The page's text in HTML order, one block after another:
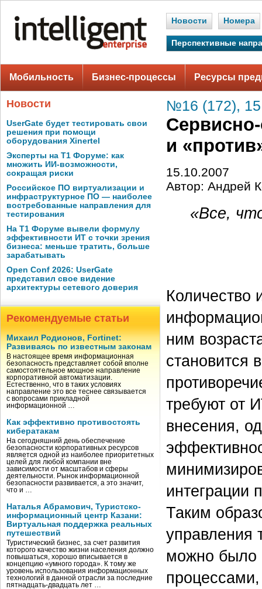
Новости Номера
Перспективные
Мобильность Бизнес-процессы Ресурсы
Новости
UserGate будет тестировать свои
решения при помощи
оборудования Xinertel
Эксперты на Т1 Форуме: как
множить ИИ-возможности,
сокращая риски
Российское ПО виртуализации и
инфраструктурное ПО — наиболее
востребованные направления для
тестирования
На Т1 Форуме вывели формулу
эффективности ИТ с точки зрения
бизнеса: меньше тратить, больше
зарабатывать
Open Conf 2026: UserGate
представил свое видение
архитектуры сетевого доверия
Рекомендуемые статьи
Михаил Родионов, Fortinet:
Развиваясь по известным законам
В настоящее время информационная
безопасность представляет собой вполне
самостоятельное мощное направление
корпоративной автоматизации.
Естественно, что в таких условиях
направление это все теснее связывается
с вопросами прикладной
информационной …
Как эффективно противостоять
кибератакам
На сегодняшний день обеспечение
безопасности корпоративных ресурсов
является одной из наиболее приоритетных
целей для любой компании вне
зависимости от масштабов и сферы
деятельности. Рынок информационной
безопасности развивается, а это значит,
что и …
Наталья Абрамович, Туристско-
информационный центр Казани:
Виртуальная поддержка реальных
путешествий
Туристический бизнес, за счет развития
которого качество жизни населения должно
повышаться, хорошо вписывается в
концепцию «умного города». К тому же
уровень использования информационных
технологий в данной отрасли за последние
пятнадцать-двадцать лет …
№16 (172), 15
и
15.10.2007
Автор: Андрей
«Все,
Количество
ним
становится
требуют от
внесения,
интеграции
Таким
управления
можно было